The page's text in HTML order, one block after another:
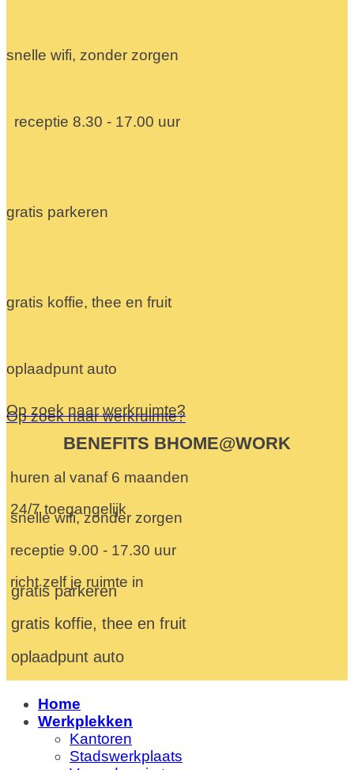
snelle wifi, zonder zorgen
receptie 8.30 - 17.00 uur
gratis parkeren
gratis koffie, thee en fruit
oplaadpunt auto
Op zoek naar werkruimte?
Op zoek naar werkruimte?
BENEFITS BHOME@WORK
huren al vanaf 6 maanden
24/7 toegangelijk
snelle wifi, zonder zorgen
receptie 9.00 - 17.30 uur
richt zelf je ruimte in
gratis parkeren
gratis koffie, thee en fruit
oplaadpunt auto
Home
Werkplekken
Kantoren
Stadswerkplaats